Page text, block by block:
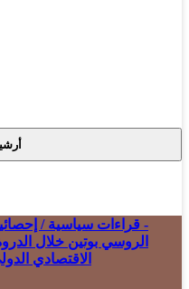
- قراءات سياسية /
الاقتصادي